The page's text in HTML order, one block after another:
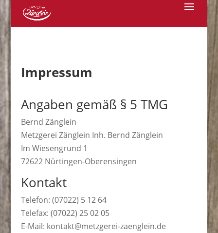
Impressum
Angaben gemäß § 5 TMG
Bernd Zänglein
Metzgerei Zänglein Inh. Bernd Zänglein
Im Wiesengrund 1
72622 Nürtingen-Oberensingen
Kontakt
Telefon: (07022) 5 12 64
Telefax: (07022) 25 02 05
E-Mail: kontakt@metzgerei-zaenglein.de